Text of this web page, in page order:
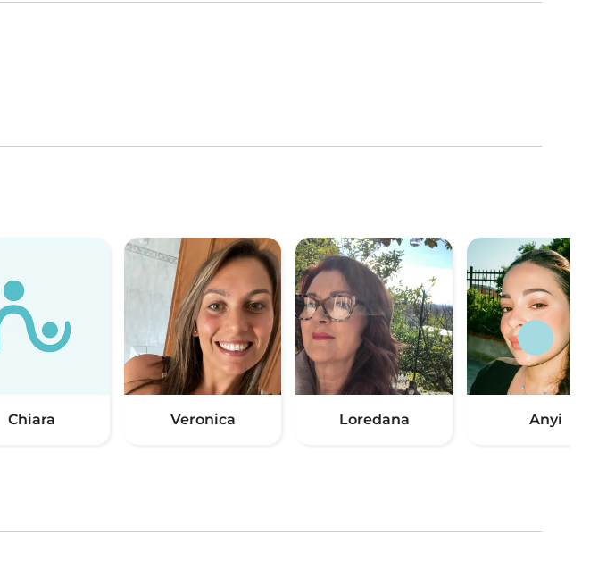
Chiara Veronica Loredana Anyi